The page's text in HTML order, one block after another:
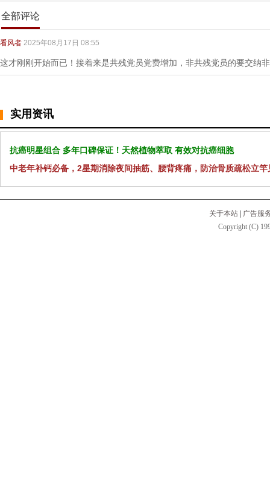
全部评论
看风者 2025年08月17日 08:55
这才刚刚开始而已！接着来是共残党员党费增加，非共残党员的要交纳
实用资讯
抗癌明星组合 多年口碑保证！天然植物萃取 有效对抗癌细胞
中老年补钙必备，2星期消除夜间抽筋、腰背疼痛，防治骨质疏松立竿
关于本站
广告服
Copyright (C)